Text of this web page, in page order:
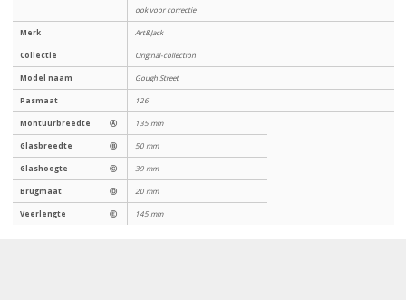
ook voor correctie
Merk Art&Jack
Collectie Original-collection
Model naam Gough Street
Pasmaat 126
Montuurbreedte Ⓐ 135 mm
Glasbreedte Ⓑ 50 mm
Glashoogte Ⓒ 39 mm
Brugmaat Ⓓ 20 mm
Veerlengte Ⓔ 145 mm